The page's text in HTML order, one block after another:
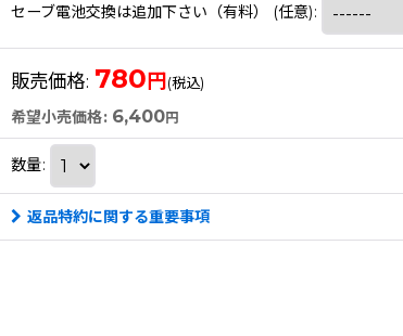
セーブ電池交換は追加下さい（有料） (任意):
販売価格: 780円(税込)
希望小売価格: 6,400円
数量:
返品特約に関する重要事項